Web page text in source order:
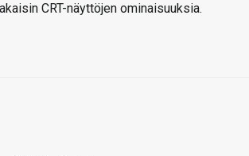
CRT-näyttöjen ominaisuuksia.